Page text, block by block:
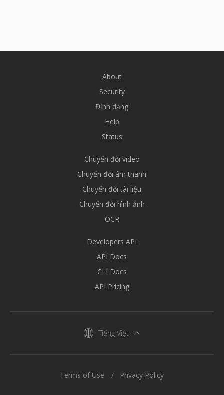
About
Security
Định dạng
Help
Status
Chuyển đổi video
Chuyển đổi âm thanh
Chuyển đổi tài liệu
Chuyển đổi hình ảnh
OCR
Developers API
API Docs
CLI Docs
API Pricing
Tiếng Việt
Terms of Use Privacy Policy